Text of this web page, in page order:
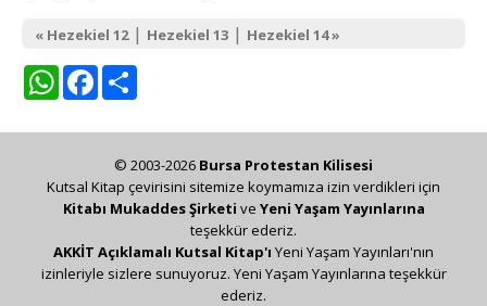
« Hezekiel 12| Hezekiel 13 | Hezekiel 14 »
WhatsAppFacebook
© 2003-2026 Bursa Protestan Kilisesi
Kutsal Kitap çevirisini sitemize koymamıza izin verdikleri için
Kitabı Mukaddes Şirketi ve Yeni Yaşam Yayınlarına
teşekkür ederiz.
AKKİT Açıklamalı Kutsal Kitap'ı Yeni Yaşam Yayınları'nın
izinleriyle sizlere sunuyoruz. Yeni Yaşam Yayınlarına teşekkür
ederiz.